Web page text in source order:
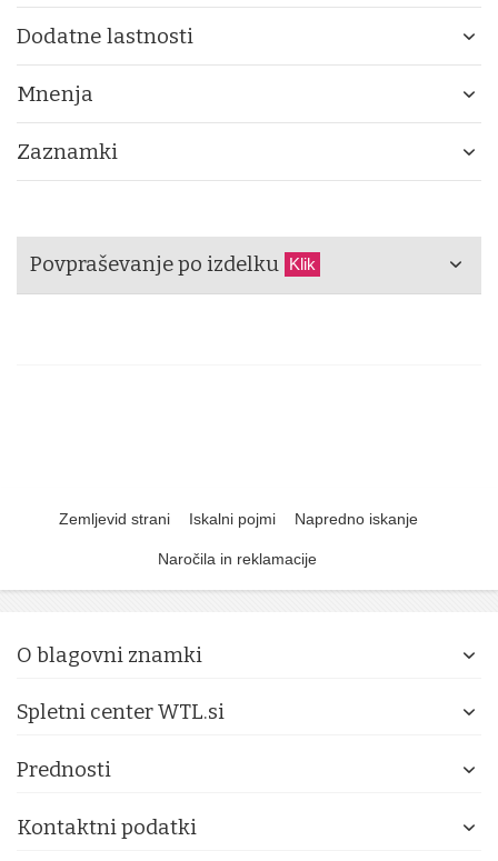
Dodatne lastnosti
Mnenja
Zaznamki
Povpraševanje po izdelku Klik
Zemljevid strani Iskalni pojmi Napredno iskanje
Naročila in reklamacije
O blagovni znamki
Spletni center WTL.si
Prednosti
Kontaktni podatki